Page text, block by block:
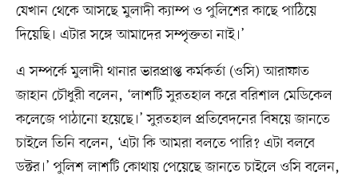
যেখান থেকে আসছে মুলাদী ক্যাম্প ও পুলিশের কাছে পাঠিয়ে
দিয়েছি। এটার সঙ্গে আমাদের সম্পৃক্ততা নাই।’
এ সম্পর্কে মুলাদী থানার ভারপ্রাপ্ত কর্মকর্তা (ওসি) আরাফাত
জাহান চৌধুরী বলেন, ‘লাশটি সুরতহাল করে বরিশাল মেডিকেল
কলেজে পাঠানো হয়েছে।’ সুরতহাল প্রতিবেদনের বিষয়ে জানতে
চাইলে তিনি বলেন, ‘এটা কি আমরা বলতে পারি? এটা বলবে
ডক্টর।’ পুলিশ লাশটি কোথায় পেয়েছে জানতে চাইলে ওসি বলেন,